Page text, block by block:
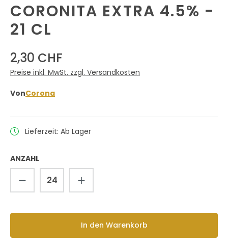
CORONITA EXTRA 4.5% -
21 CL
2,30 CHF
Preise inkl. MwSt. zzgl. Versandkosten
VonCorona
Lieferzeit: Ab Lager
ANZAHL
Produkt Anzahl: Gib den
In den Warenkorb